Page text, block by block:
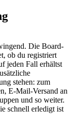
Die Board-
ob du registriert
jeden Fall erhältst
stehen: zum
E-Mail-Versand an
und so weiter.
schnell erledigt ist